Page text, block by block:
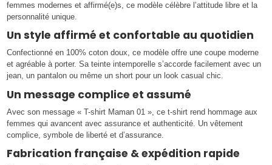
femmes modernes et affirmé(e)s, ce modèle célèbre l’attitude libre et la
personnalité unique.
Un style affirmé et confortable au quotidien
Confectionné en 100% coton doux, ce modèle offre une coupe moderne
et agréable à porter. Sa teinte intemporelle s’accorde facilement avec un
jean, un pantalon ou même un short pour un look casual chic.
Un message complice et assumé
Avec son message « T-shirt Maman 01 », ce t-shirt rend hommage aux
femmes qui avancent avec assurance et authenticité. Un vêtement
complice, symbole de liberté et d’assurance.
Fabrication française & expédition rapide